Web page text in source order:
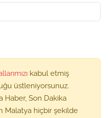
kabul etmiş
üstleniyorsunuz.
Haber, Son Dakika
Malatya hiçbir şekilde